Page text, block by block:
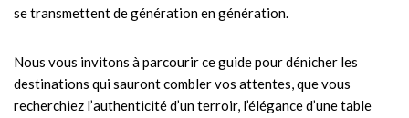
se transmettent de génération en génération.
Nous vous invitons à parcourir ce guide pour dénicher les
destinations qui sauront combler vos attentes, que vous
recherchiez l’authenticité d’un terroir, l’élégance d’une table